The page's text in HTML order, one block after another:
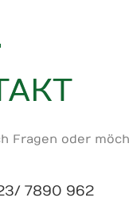
Fragen oder
7890 962